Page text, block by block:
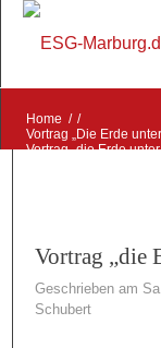
Home / /
Vortrag „Die Erde
Vortrag „die Erde
Vortrag „die
Geschrieben am
Schubert